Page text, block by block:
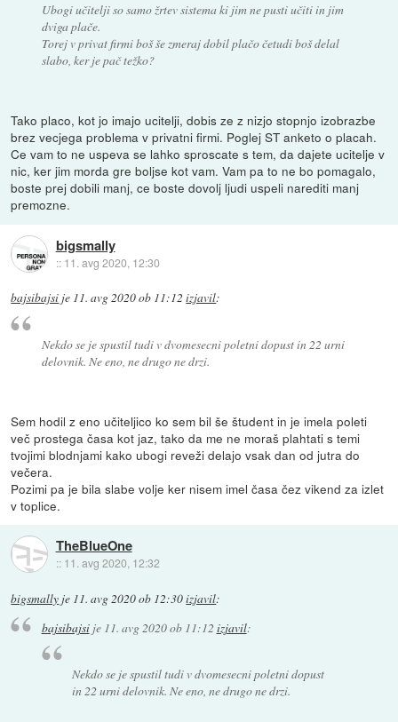
Ubogi učitelji so samo žrtev sistema ki jim ne pusti učiti in jim
dviga plače.
Torej v privat firmi boš še zmeraj dobil plačo četudi boš delal
slabo, ker je pač težko?
Tako placo, kot jo imajo ucitelji, dobis ze z nizjo stopnjo izobrazbe
brez vecjega problema v privatni firmi. Poglej ST anketo o placah.
Ce vam to ne uspeva se lahko sproscate s tem, da dajete ucitelje v
nic, ker jim morda gre boljse kot vam. Vam pa to ne bo pomagalo,
boste prej dobili manj, ce boste dovolj ljudi uspeli narediti manj
premozne.
bigsmally
:: 11. avg 2020, 12:30
bajsibajsi je 11. avg 2020 ob 11:12 izjavil:
Nekdo se je spustil tudi v dvomesecni poletni dopust in 22 urni
delovnik. Ne eno, ne drugo ne drzi.
Sem hodil z eno učiteljico ko sem bil še študent in je imela poleti
več prostega časa kot jaz, tako da me ne moraš plahtati s temi
tvojimi blodnjami kako ubogi reveži delajo vsak dan od jutra do
večera.
Pozimi pa je bila slabe volje ker nisem imel časa čez vikend za izlet
v toplice.
TheBlueOne
:: 11. avg 2020, 12:32
bigsmally je 11. avg 2020 ob 12:30izjavil:
bajsibajsije 11. avg 2020 ob 11:12 izjavil:
Nekdo se je spustil tudi v dvomesecni poletni dopust
in 22 urni delovnik. Ne eno, ne drugo ne drzi.